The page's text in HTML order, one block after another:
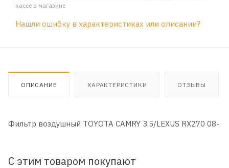
кассе в магазине
Нашли ошибку в характеристиках или описании?
ОПИСАНИЕ ХАРАКТЕРИСТИКИ ОТЗЫВЫ
Фильтр воздушный TOYOTA CAMRY 3.5/LEXUS RX270 08-
С этим товаром покупают